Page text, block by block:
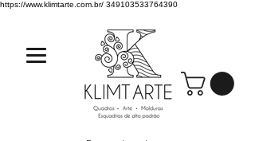
https://www.klimtarte.com.br/ 349103533764390